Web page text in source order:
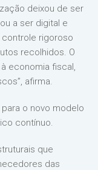
deixou de ser
a ser digital e
rigoroso
recolhidos. O
economia fiscal,
afirma.
o novo modelo
contínuo.
que
das